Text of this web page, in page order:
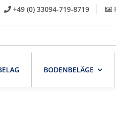
+49 (0) 33094-719-8719
BODENBELÄGE